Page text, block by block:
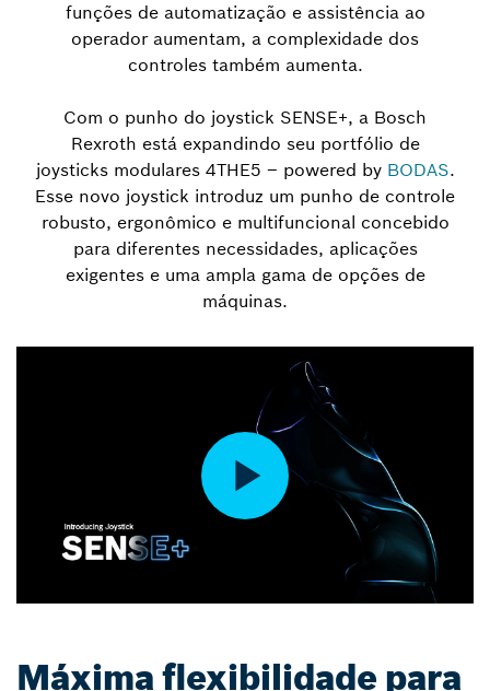
funções de automatização e assistência ao
operador aumentam, a complexidade dos
controles também aumenta.
Com o punho do joystick SENSE+, a Bosch
Rexroth está expandindo seu portfólio de
joysticks modulares 4THE5 – powered by BODAS.
Esse novo joystick introduz um punho de controle
robusto, ergonômico e multifuncional concebido
para diferentes necessidades, aplicações
exigentes e uma ampla gama de opções de
máquinas.
Máxima flexibilidade para